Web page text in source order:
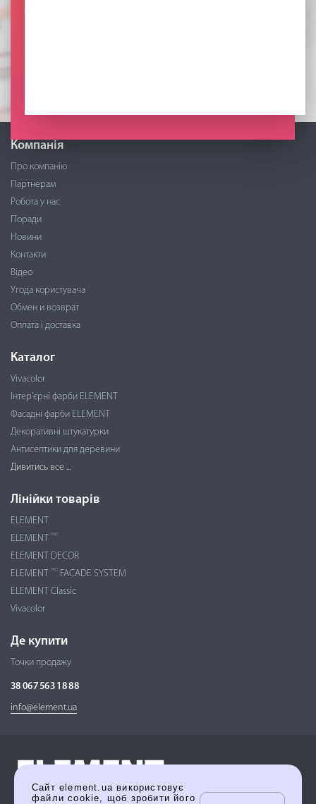
Компанія
Про компанію
Партнерам
Робота у нас
Поради
Новини
Контакти
Відео
Угода користувача
Обмен и возврат
Оплата і доставка
Каталог
Vivacolor
Інтер'єрні фарби ELEMENT
Фасадні фарби ELEMENT
Декоративні штукатурки
Антисептики для деревини
Дивитись все ...
Лінійки товарів
ELEMENT
ELEMENT
PRO
ELEMENT DECOR
ELEMENT
PRO
FACADE SYSTEM
ELEMENT Classic
Vivacolor
Де купити
Точки продажу
38 067 563 18 88
info@element.ua
Сайт element.ua використовує
файли cookie, щоб зробити його